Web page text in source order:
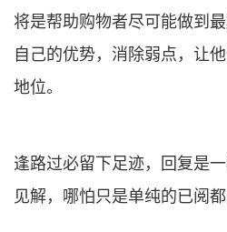
将是帮助购物者尽可能做到
自己的优势，消除弱点，让
地位。
逢路过必留下足迹，回复是
见解，哪怕只是单纯的已阅